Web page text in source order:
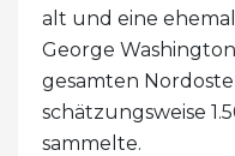
alt und eine
George
gesamten
schätzungsweise
sammelte.